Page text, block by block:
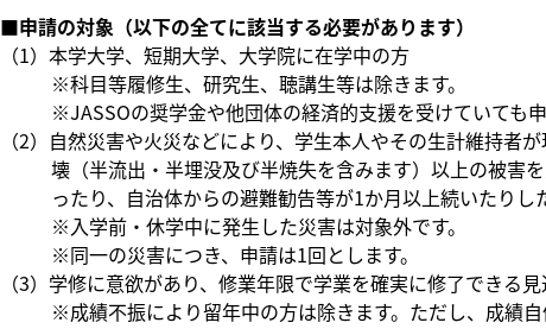
■申請の対象（以下の全てに該当する必要があります）
（1）本学大学、短期大学、大学院に在学中の方
※科目等履修生、研究生、聴講生等は除きます。
※JASSOの奨学金や他団体の経済的支援を受けていても申
（2）自然災害や火災などにより、学生本人やその生計維持者
壊（半流出・半埋没及び半焼失を含みます）以上の被害
ったり、自治体からの避難勧告等が1か月以上続いたりし
※入学前・休学中に発生した災害は対象外です。
※同一の災害につき、申請は1回とします。
（3）学修に意欲があり、修業年限で学業を確実に修了できる
※成績不振により留年中の方は除きます。ただし、成績